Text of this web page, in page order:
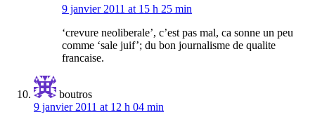
9 janvier 2011 at 15 h 25 min
‘crevure neoliberale’, c’est pas mal, ca sonne un peu
comme ‘sale juif’; du bon journalisme de qualite
francaise.
boutros
9 janvier 2011 at 12 h 04 min